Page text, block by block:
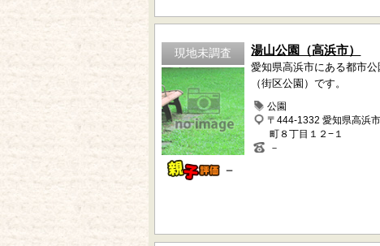
現地未調査
－
湯山公園（高浜市）
愛知県高浜市にある都市公
（街区公園）です。
公園
〒444-1332 愛知県高浜
町８丁目１２−１
－